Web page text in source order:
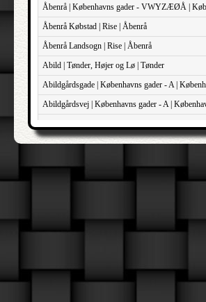
Åbenrå | Københavns gader - VWYZÆØÅ |
Åbenrå Købstad | Rise | Åbenrå
Åbenrå Landsogn | Rise | Åbenrå
Abild | Tønder, Højer og Lø | Tønder
Abildgårdsgade | Københavns gader - A |
Abildgårdsvej | Københavns gader - A |
Åbjergvej | Københavns gader - VWYZÆØÅ |
Abrikosvej | Københavns gader - A | København
Åby | Hasle | Århus
Acaciavej | Københavns gader - A | København